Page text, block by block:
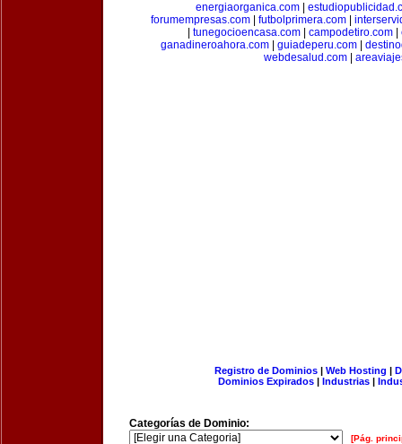
energiaorganica.com|
forumempresas.com
futbolprimera.com
tunegocioencasa.com| campodetiro.com|
ganadineroahora.com
guiadeperu.com
webdesalud.com|
Registro de Dominios| Web Hosting |
Dominios Expirados | Industrias |
Categorías de Dominio:
[Pág.